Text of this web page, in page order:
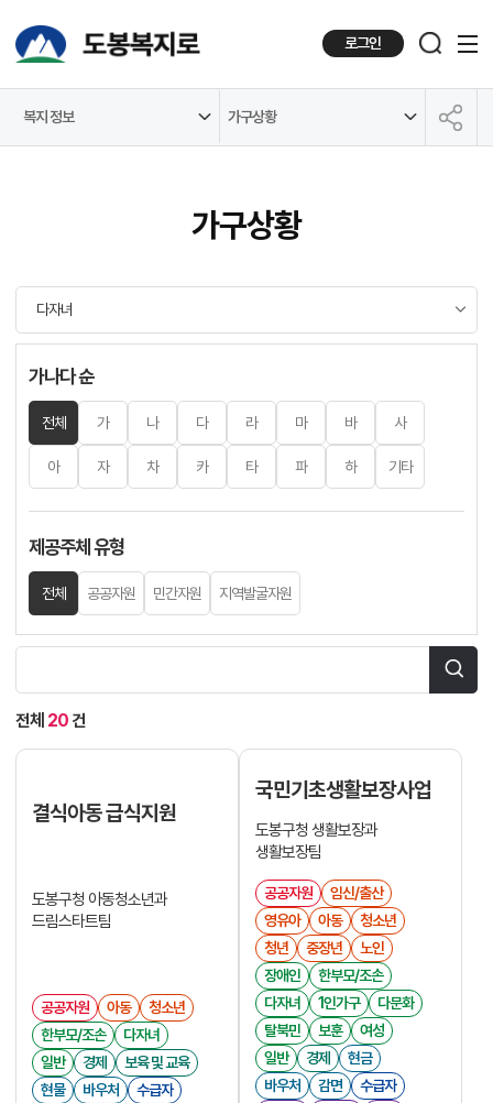
로그인
복지 정보 가구상황
가구상황
가나다 순
전체 가 나 다 라 마 바 사
아 자 차 카 타 파 하 기타
제공주체 유형
전체 공공자원 민간자원 지역발굴자원
전체 20 건
결식아동 급식지원
도봉구청 아동청소년과
드림스타트팀
공공자원 아동
청소년
한부모/조손
다자녀
일반
경제
보육 및 교육
현물
바우처
수급자
국민기초생활보장사업
도봉구청 생활보장과
생활보장팀
공공자원
임신/출산
영유아
아동
청소년
청년
중장년
노인
장애인
한부모/조손
다자녀
1인가구
다문화
탈북민
보훈
여성
일반
경제
현금
바우처
감면
수급자